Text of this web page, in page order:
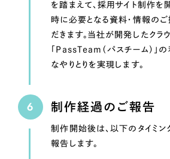
を踏まえて、採用サイト制作を
時に必要となる資料・情報の
だきます。当社が開発したクラ
「PassTeam（パスチーム）」
なやりとりを実現します。
制作経過のご報告
制作開始後は、以下のタイミ
報告します。